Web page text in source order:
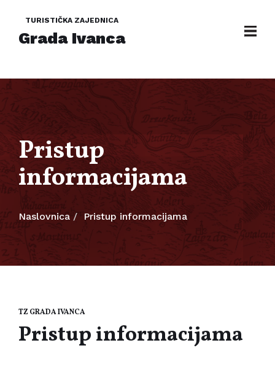
TURISTIČKA ZAJEDNICA
Grada Ivanca
Pristup
informacijama
Naslovnica Pristup informacijama
TZ GRADA IVANCA
Pristup informacijama